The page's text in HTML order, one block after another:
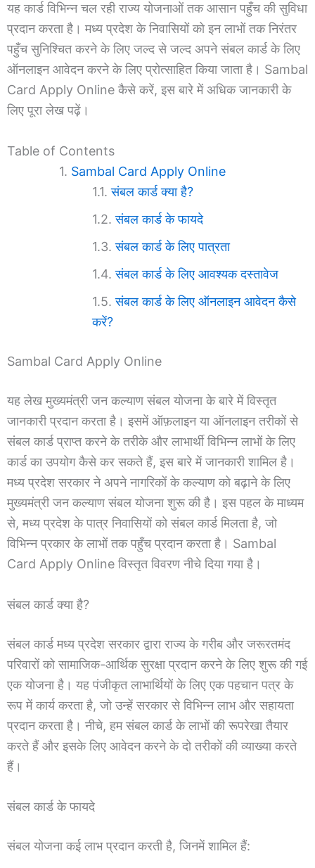
यह कार्ड विभिन्न चल रही राज्य योजनाओं तक आसान पहुँच की सुविधा
प्रदान करता है। मध्य प्रदेश के निवासियों को इन लाभों तक निरंतर
पहुँच सुनिश्चित करने के लिए जल्द से जल्द अपने संबल कार्ड के लिए
ऑनलाइन आवेदन करने के लिए प्रोत्साहित किया जाता है। Sambal
Card Apply Online कैसे करें, इस बारे में अधिक जानकारी के
लिए पूरा लेख पढ़ें।
Table of Contents
Sambal Card Apply Online
संबल कार्ड क्या है?
संबल कार्ड के फायदे
संबल कार्ड के लिए पात्रता
संबल कार्ड के लिए आवश्यक दस्तावेज
संबल कार्ड के लिए ऑनलाइन आवेदन कैसे
करें?
Sambal Card Apply Online
यह लेख मुख्यमंत्री जन कल्याण संबल योजना के बारे में विस्तृत
जानकारी प्रदान करता है। इसमें ऑफ़लाइन या ऑनलाइन तरीकों से
संबल कार्ड प्राप्त करने के तरीके और लाभार्थी विभिन्न लाभों के लिए
कार्ड का उपयोग कैसे कर सकते हैं, इस बारे में जानकारी शामिल है।
मध्य प्रदेश सरकार ने अपने नागरिकों के कल्याण को बढ़ाने के लिए
मुख्यमंत्री जन कल्याण संबल योजना शुरू की है। इस पहल के माध्यम
से, मध्य प्रदेश के पात्र निवासियों को संबल कार्ड मिलता है, जो
विभिन्न प्रकार के लाभों तक पहुँच प्रदान करता है। Sambal
Card Apply Online विस्तृत विवरण नीचे दिया गया है।
संबल कार्ड क्या है?
संबल कार्ड मध्य प्रदेश सरकार द्वारा राज्य के गरीब और जरूरतमंद
परिवारों को सामाजिक-आर्थिक सुरक्षा प्रदान करने के लिए शुरू की गई
एक योजना है। यह पंजीकृत लाभार्थियों के लिए एक पहचान पत्र के
रूप में कार्य करता है, जो उन्हें सरकार से विभिन्न लाभ और सहायता
प्रदान करता है। नीचे, हम संबल कार्ड के लाभों की रूपरेखा तैयार
करते हैं और इसके लिए आवेदन करने के दो तरीकों की व्याख्या करते
हैं।
संबल कार्ड के फायदे
संबल योजना कई लाभ प्रदान करती है, जिनमें शामिल हैं: